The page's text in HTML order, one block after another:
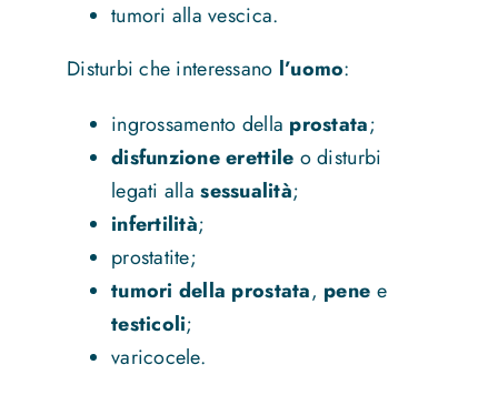
tumori alla vescica.
Disturbi che interessano l’uomo:
ingrossamento della prostata;
disfunzione erettile o disturbi
legati allasessualità;
infertilità;
prostatite;
tumori della prostata, pene e
testicoli;
varicocele.